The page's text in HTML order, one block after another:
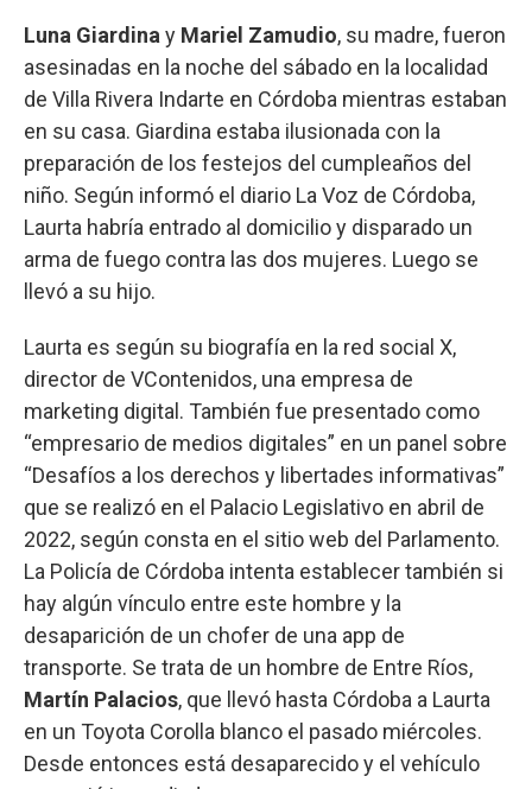
Luna Giardina y Mariel Zamudio, su madre, fueron
asesinadas en la noche del sábado en la localidad
de Villa Rivera Indarte en Córdoba mientras estaban
en su casa. Giardina estaba ilusionada con la
preparación de los festejos del cumpleaños del
niño. Según informó el diario La Voz de Córdoba,
Laurta habría entrado al domicilio y disparado un
arma de fuego contra las dos mujeres. Luego se
llevó a su hijo.
Laurta es según su biografía en la red social X,
director de VContenidos, una empresa de
marketing digital. También fue presentado como
“empresario de medios digitales” en un panel sobre
“Desafíos a los derechos y libertades informativas”
que se realizó en el Palacio Legislativo en abril de
2022, según consta en el sitio web del Parlamento.
La Policía de Córdoba intenta establecer también si
hay algún vínculo entre este hombre y la
desaparición de un chofer de una app de
transporte. Se trata de un hombre de Entre Ríos,
Martín Palacios, que llevó hasta Córdoba a Laurta
en un Toyota Corolla blanco el pasado miércoles.
Desde entonces está desaparecido y el vehículo